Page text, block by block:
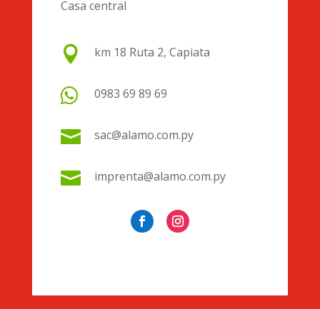
Casa central
 km 18 Ruta 2, Capiata
 0983 69 89 69
 sac@alamo.com.py
 imprenta@alamo.com.py